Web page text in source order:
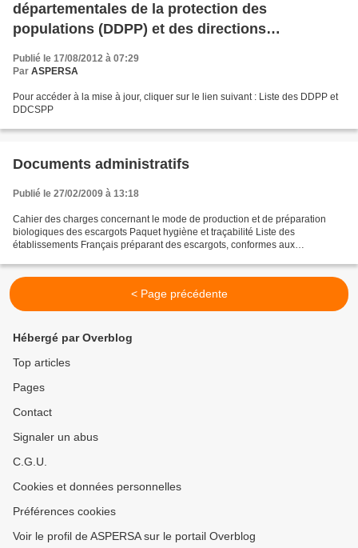
départementales de la protection des
populations (DDPP) et des directions
départementales de la cohésion sociale et de la
protection des populations (DDCSPP)
Publié le 17/08/2012 à 07:29
Par ASPERSA
Pour accéder à la mise à jour, cliquer sur le lien suivant : Liste des DDPP et
DDCSPP
Documents administratifs
Publié le 27/02/2009 à 13:18
Cahier des charges concernant le mode de production et de préparation
biologiques des escargots Paquet hygiène et traçabilité Liste des
établissements Français préparant des escargots, conformes aux
http://www.adria.tm.fr/upload/formation/Agrements_des_etablissements_DD
SV.pdf...
< Page précédente
Hébergé par Overblog
Top articles
Pages
Contact
Signaler un abus
C.G.U.
Cookies et données personnelles
Préférences cookies
Voir le profil de ASPERSA sur le portail Overblog